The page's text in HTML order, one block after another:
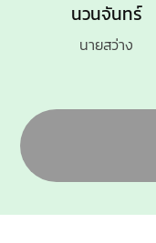
นวนจันทร์
นายสว่าง